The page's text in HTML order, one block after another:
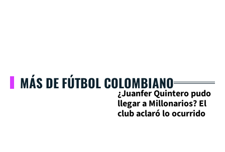
MÁS DE FÚTBOL COLOMBIANO
¿Juanfer Quintero pudo
llegar a Millonarios? El
club aclaró lo ocurrido